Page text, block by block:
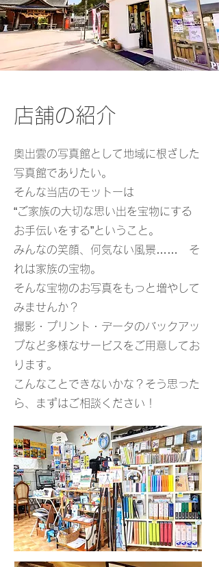
店舗の紹介
奥出雲の写真館として地域に根ざした
写真館でありたい。
そんな当店のモットーは
“ご家族の大切な思い出を宝物にする
お手伝いをする”ということ。
みんなの笑顔、何気ない風景…… そ
れは家族の宝物。
そんな宝物のお写真をもっと増やして
みませんか？
撮影・プリント・データのバックアッ
プなど多様なサービスをご用意してお
ります。
こんなことできないかな？そう思った
ら、まずはご相談ください！